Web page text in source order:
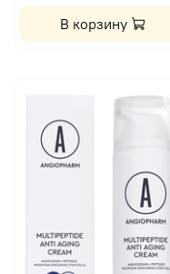
В корзину